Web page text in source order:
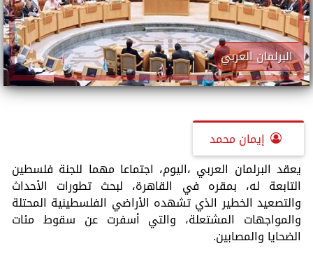
البرلمان العربي
إيمان محمد
يعقد البرلمان العربي ،اليوم، اجتماعا مهما للجنة فلسطين
التابعة له، بمقره في القاهرة، لبحث تطورات الأحداث
والتصعيد الخطير الذي تشهده الأراضي الفلسطينية المحتلة
والمواجهات المشتعلة، والتي أسفرت عن سقوط مئات
الضحايا والمصابين.